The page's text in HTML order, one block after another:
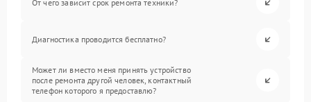
От чего зависит срок ремонта техники?
Диагностика проводится бесплатно?
Может ли вместо меня принять устройство
после ремонта другой человек, контактный
телефон которого я предоставлю?